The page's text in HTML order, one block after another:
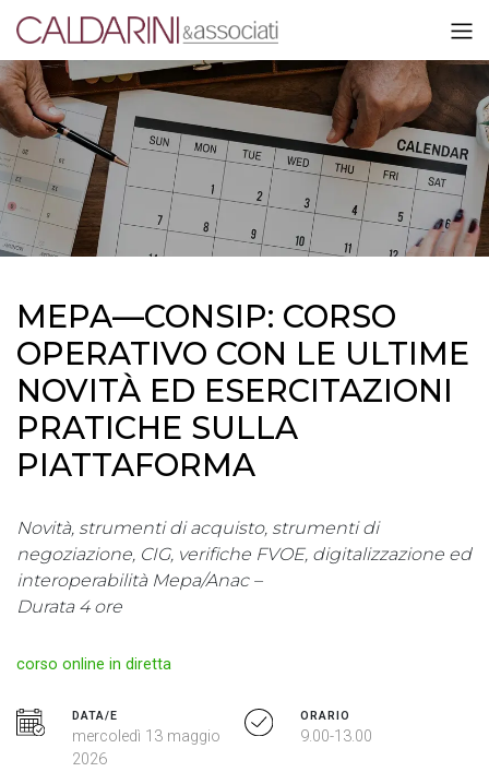
MEPA—CONSIP: CORSO
OPERATIVO CON LE ULTIME
NOVITÀ ED ESERCITAZIONI
PRATICHE SULLA
PIATTAFORMA
Novità, strumenti di acquisto, strumenti di
negoziazione, CIG, verifiche FVOE, digitalizzazione ed
interoperabilità Mepa/Anac –
Durata 4 ore
corso online in diretta
DATA/E
mercoledì 13 maggio
2026
ORARIO
9.00-13.00